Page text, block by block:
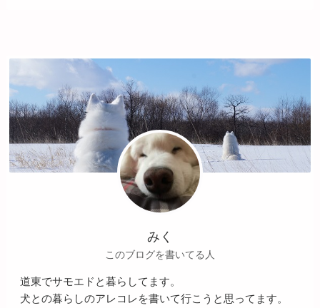
みく
このブログを書いてる人
道東でサモエドと暮らしてます。
犬との暮らしのアレコレを書いて行こうと思ってます。